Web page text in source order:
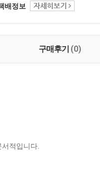
배정보
구매후기 (0)
적입니다.